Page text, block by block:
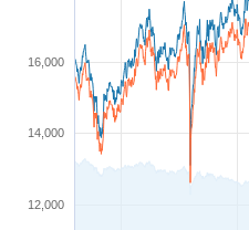
12,000
16,000
14,000